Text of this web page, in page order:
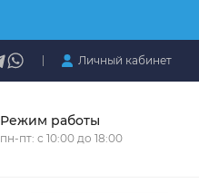
Личный кабинет
Режим работы
пн-пт: с 10:00 до 18:00